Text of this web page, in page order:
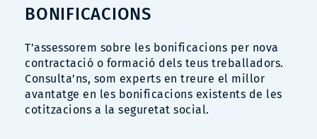
BONIFICACIONS
T’assessorem sobre les bonificacions per nova
contractació o formació dels teus treballadors.
Consulta’ns, som experts en treure el millor
avantatge en les bonificacions existents de les
cotitzacions a la seguretat social.